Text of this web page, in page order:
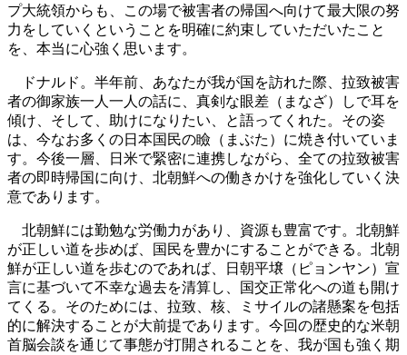
プ大統領からも、この場で被害者の帰国へ向けて最大限の努
力をしていくということを明確に約束していただいたこと
を、本当に心強く思います。
ドナルド。半年前、あなたが我が国を訪れた際、拉致被害
者の御家族一人一人の話に、真剣な眼差（まなざ）しで耳を
傾け、そして、助けになりたい、と語ってくれた。その姿
は、今なお多くの日本国民の瞼（まぶた）に焼き付いていま
す。今後一層、日米で緊密に連携しながら、全ての拉致被害
者の即時帰国に向け、北朝鮮への働きかけを強化していく決
意であります。
北朝鮮には勤勉な労働力があり、資源も豊富です。北朝鮮
が正しい道を歩めば、国民を豊かにすることができる。北朝
鮮が正しい道を歩むのであれば、日朝平壌（ピョンヤン）宣
言に基づいて不幸な過去を清算し、国交正常化への道も開け
てくる。そのためには、拉致、核、ミサイルの諸懸案を包括
的に解決することが大前提であります。今回の歴史的な米朝
首脳会談を通じて事態が打開されることを、我が国も強く期